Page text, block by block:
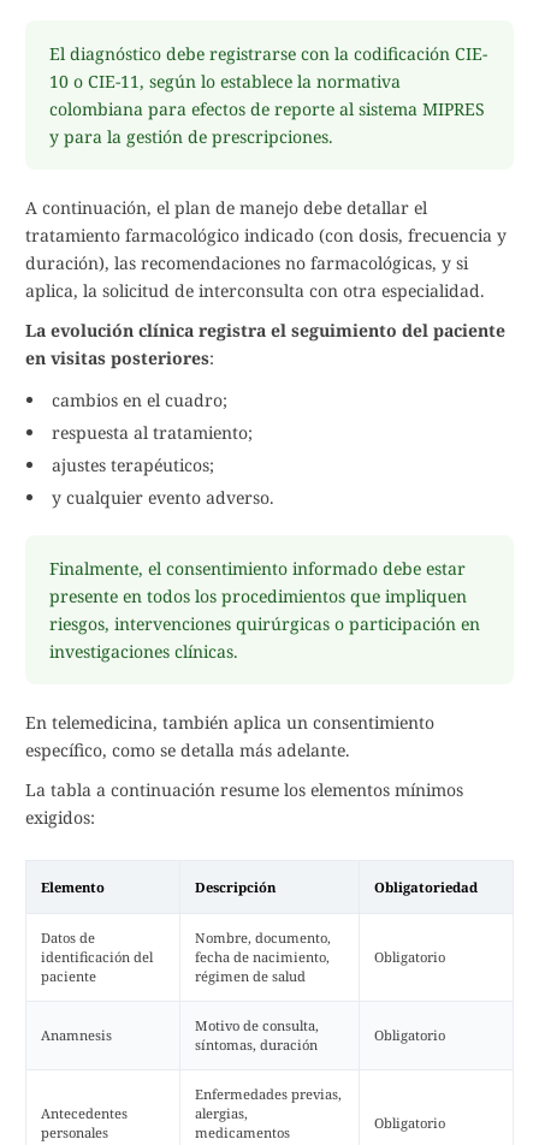
El diagnóstico debe registrarse con la codificación CIE-
10 o CIE-11, según lo establece la normativa
colombiana para efectos de reporte al sistema MIPRES
y para la gestión de prescripciones.
A continuación, el plan de manejo debe detallar el
tratamiento farmacológico indicado (con dosis, frecuencia y
duración), las recomendaciones no farmacológicas, y si
aplica, la solicitud de interconsulta con otra especialidad.
La evolución clínica registra el seguimiento del paciente
en visitas posteriores:
cambios en el cuadro;
respuesta al tratamiento;
ajustes terapéuticos;
y cualquier evento adverso.
Finalmente, el consentimiento informado debe estar
presente en todos los procedimientos que impliquen
riesgos, intervenciones quirúrgicas o participación en
investigaciones clínicas.
En telemedicina, también aplica un consentimiento
específico, como se detalla más adelante.
La tabla a continuación resume los elementos mínimos
exigidos:
Elemento Descripción Obligatoriedad
Datos de
identificación del
paciente
Nombre, documento,
fecha de nacimiento,
régimen de salud
Obligatorio
Anamnesis
Motivo de consulta,
síntomas, duración
Obligatorio
Antecedentes
personales
Enfermedades previas,
alergias,
medicamentos
Obligatorio